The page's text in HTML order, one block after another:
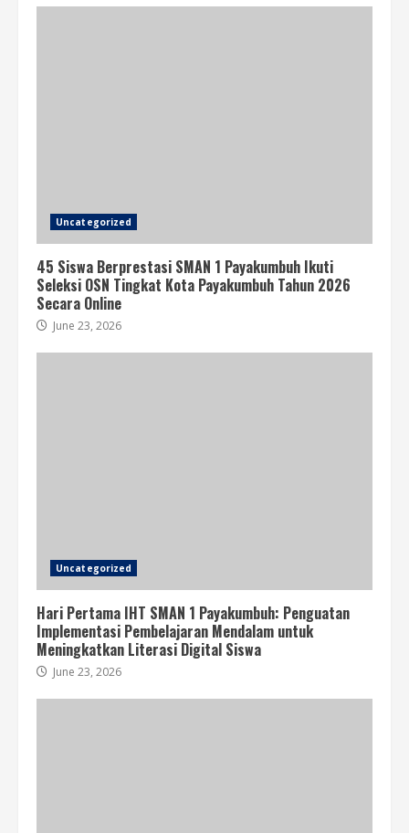
Uncategorized
45 Siswa Berprestasi SMAN 1 Payakumbuh Ikuti
Seleksi OSN Tingkat Kota Payakumbuh Tahun 2026
Secara Online
June 23, 2026
Uncategorized
Hari Pertama IHT SMAN 1 Payakumbuh: Penguatan
Implementasi Pembelajaran Mendalam untuk
Meningkatkan Literasi Digital Siswa
June 23, 2026